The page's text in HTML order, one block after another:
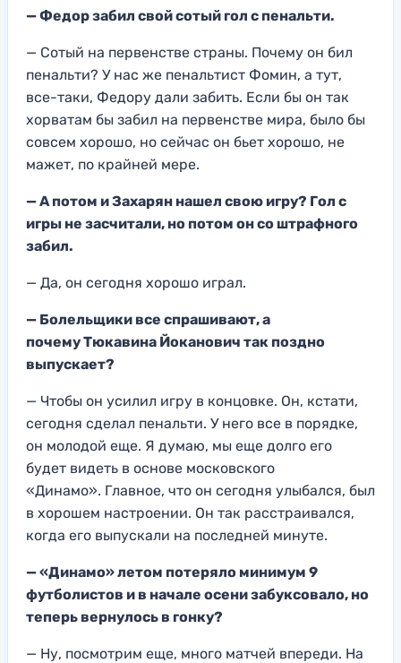
— Федор забил свой сотый гол с пенальти.
— Сотый на первенстве страны. Почему он бил
пенальти? У нас же пенальтист Фомин, а тут,
все-таки, Федору дали забить. Если бы он так
хорватам бы забил на первенстве мира, было бы
совсем хорошо, но сейчас он бьет хорошо, не
мажет, по крайней мере.
— А потом и Захарян нашел свою игру? Гол с
игры не засчитали, но потом он со штрафного
забил.
— Да, он сегодня хорошо играл.
— Болельщики все спрашивают, а
почему Тюкавина Йоканович так поздно
выпускает?
— Чтобы он усилил игру в концовке. Он, кстати,
сегодня сделал пенальти. У него все в порядке,
он молодой еще. Я думаю, мы еще долго его
будет видеть в основе московского
«Динамо». Главное, что он сегодня улыбался, был
в хорошем настроении. Он так расстраивался,
когда его выпускали на последней минуте.
— «Динамо» летом потеряло минимум 9
футболистов и в начале осени забуксовало, но
теперь вернулось в гонку?
— Ну, посмотрим еще, много матчей впереди. На